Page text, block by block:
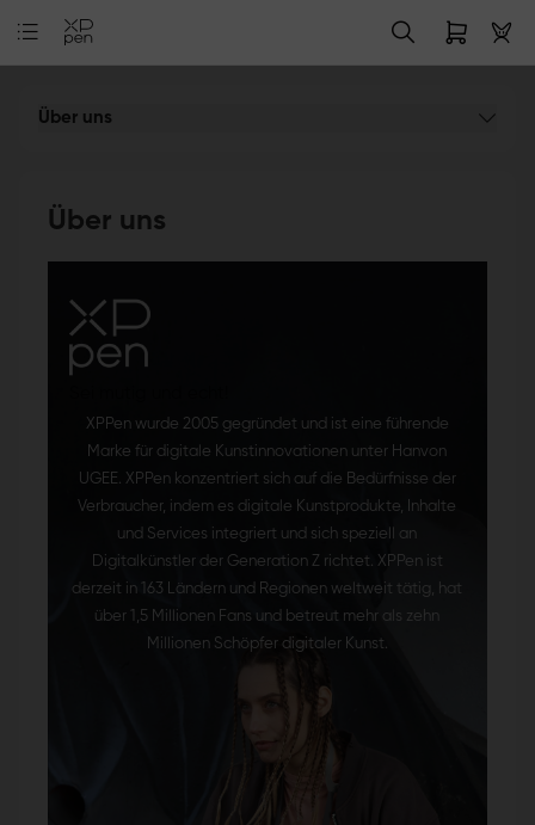
Über uns
Über uns
XPPen wurde 2005 gegründet und ist eine führende
Marke für digitale Kunstinnovationen unter Hanvon
UGEE. XPPen konzentriert sich auf die Bedürfnisse der
Verbraucher, indem es digitale Kunstprodukte, Inhalte
und Services integriert und sich speziell an
Digitalkünstler der Generation Z richtet. XPPen ist
derzeit in 163 Ländern und Regionen weltweit tätig, hat
über 1,5 Millionen Fans und betreut mehr als zehn
Millionen Schöpfer digitaler Kunst.